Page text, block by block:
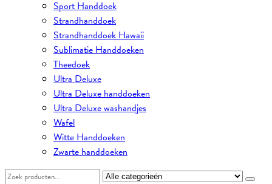
Sport Handdoek
Strandhanddoek
Strandhanddoek Hawaii
Sublimatie Handdoeken
Theedoek
Ultra Deluxe
Ultra Deluxe handdoeken
Ultra Deluxe washandjes
Wafel
Witte Handdoeken
Zwarte handdoeken